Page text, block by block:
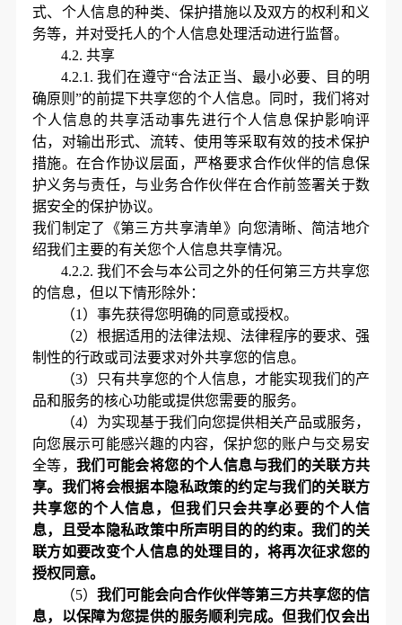
式、个人信息的种类、保护措施以及双方的权利和义
务等，并对受托人的个人信息处理活动进行监督。
4.2. 共享
4.2.1.我们在遵守“合法正当、最小必要、目的明
确原则”的前提下共享您的个人信息。同时，我们将对
个人信息的共享活动事先进行个人信息保护影响评
估，对输出形式、流转、使用等采取有效的技术保护
措施。在合作协议层面，严格要求合作伙伴的信息保
护义务与责任，与业务合作伙伴在合作前签署关于数
据安全的保护协议。
我们制定了《第三方共享清单》向您清晰、简洁地介
绍我们主要的有关您个人信息共享情况。
4.2.2. 我们不会与本公司之外的任何第三方共享您
的信息，但以下情形除外：
（1）事先获得您明确的同意或授权。
（2）根据适用的法律法规、法律程序的要求、强
制性的行政或司法要求对外共享您的信息。
（3）只有共享您的个人信息，才能实现我们的产
品和服务的核心功能或提供您需要的服务。
（4）为实现基于我们向您提供相关产品或服务，
向您展示可能感兴趣的内容，保护您的账户与交易安
全等， 我们可能会将您的个人信息与我们的关联方共
享。我们将会根据本隐私政策的约定与我们的关联方
共享您的个人信息，但我们只会共享必要的个人信
息，且受本隐私政策中所声明目的的约束。我们的关
联方如要改变个人信息的处理目的，将再次征求您的
授权同意。
（5） 我们可能会向合作伙伴等第三方共享您的信
息，以保障为您提供的服务顺利完成。但我们仅会出